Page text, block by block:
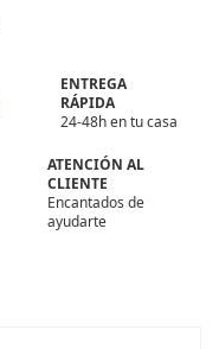
ENTREGA
RÁPIDA
24-48h en tu casa
ATENCIÓN AL
CLIENTE
Encantados de
ayudarte